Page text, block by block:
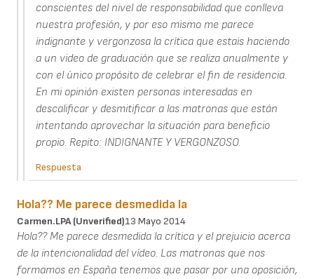
conscientes del nivel de responsabilidad que conlleva
nuestra profesión, y por eso mismo me parece
indignante y vergonzosa la crítica que estais haciendo
a un video de graduación que se realiza anualmente y
con el único propósito de celebrar el fin de residencia.
En mi opinión existen personas interesadas en
descalificar y desmitificar a las matronas que están
intentando aprovechar la situación para beneficio
propio. Repito: INDIGNANTE Y VERGONZOSO.
Respuesta
Hola?? Me parece desmedida la
Carmen.LPA (unverified)13 Mayo 2014
Hola?? Me parece desmedida la crítica y el prejuicio acerca
de la intencionalidad del vídeo. Las matronas que nos
formamos en España tenemos que pasar por una oposición,